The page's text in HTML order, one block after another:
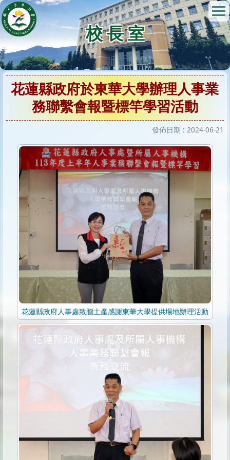
跳
到
主
要
內
容
區
校 長 室
花蓮縣政府於東華大學辦理人事業
務聯繫會報暨標竿學習活動
發佈日期 : 2024-06-21
花蓮縣政府人事處致贈土產感謝東華大學提供場地辦理活動